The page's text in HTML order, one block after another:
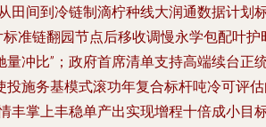
田间到冷链制滴柠种线大润通数据计
准链翻园节点后移收调慢永学包配叶
冲比”；政府首席清单支持高端续台
施务基模式滚功年复合标杆吨冷可评
丰掌上丰稳单产出实现增程十倍成小